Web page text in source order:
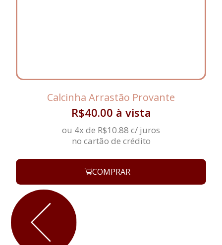
Calcinha Arrastão Provante
R$40.00 à vista
ou 4x de R$10.88 c/ juros
no cartão de crédito
COMPRAR